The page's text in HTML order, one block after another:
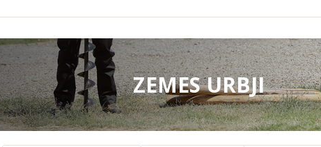
ZEMES URBJI